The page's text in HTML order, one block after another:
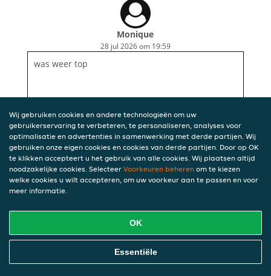
Monique
28 jul 2026 om 19:59
was weer top
Wij gebruiken cookies en andere technologieën om uw
gebruikerservaring te verbeteren, te personaliseren, analyses voor
optimalisatie en advertenties in samenwerking met derde partijen. Wij
gebruiken onze eigen cookies en cookies van derde partijen. Door op OK
te klikken accepteert u het gebruik van alle cookies. Wij plaatsen altijd
noodzakelijke cookies. Selecteer Voorkeuren beheren om te kiezen
welke cookies u wilt accepteren, om uw voorkeur aan te passen en voor
meer informatie.
OK
Essentiële